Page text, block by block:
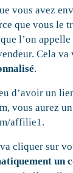
vous avez
que vous le
l’on appelle
Cela
.
d’avoir un
vous aurez
affilie1.
cliquer sur
un